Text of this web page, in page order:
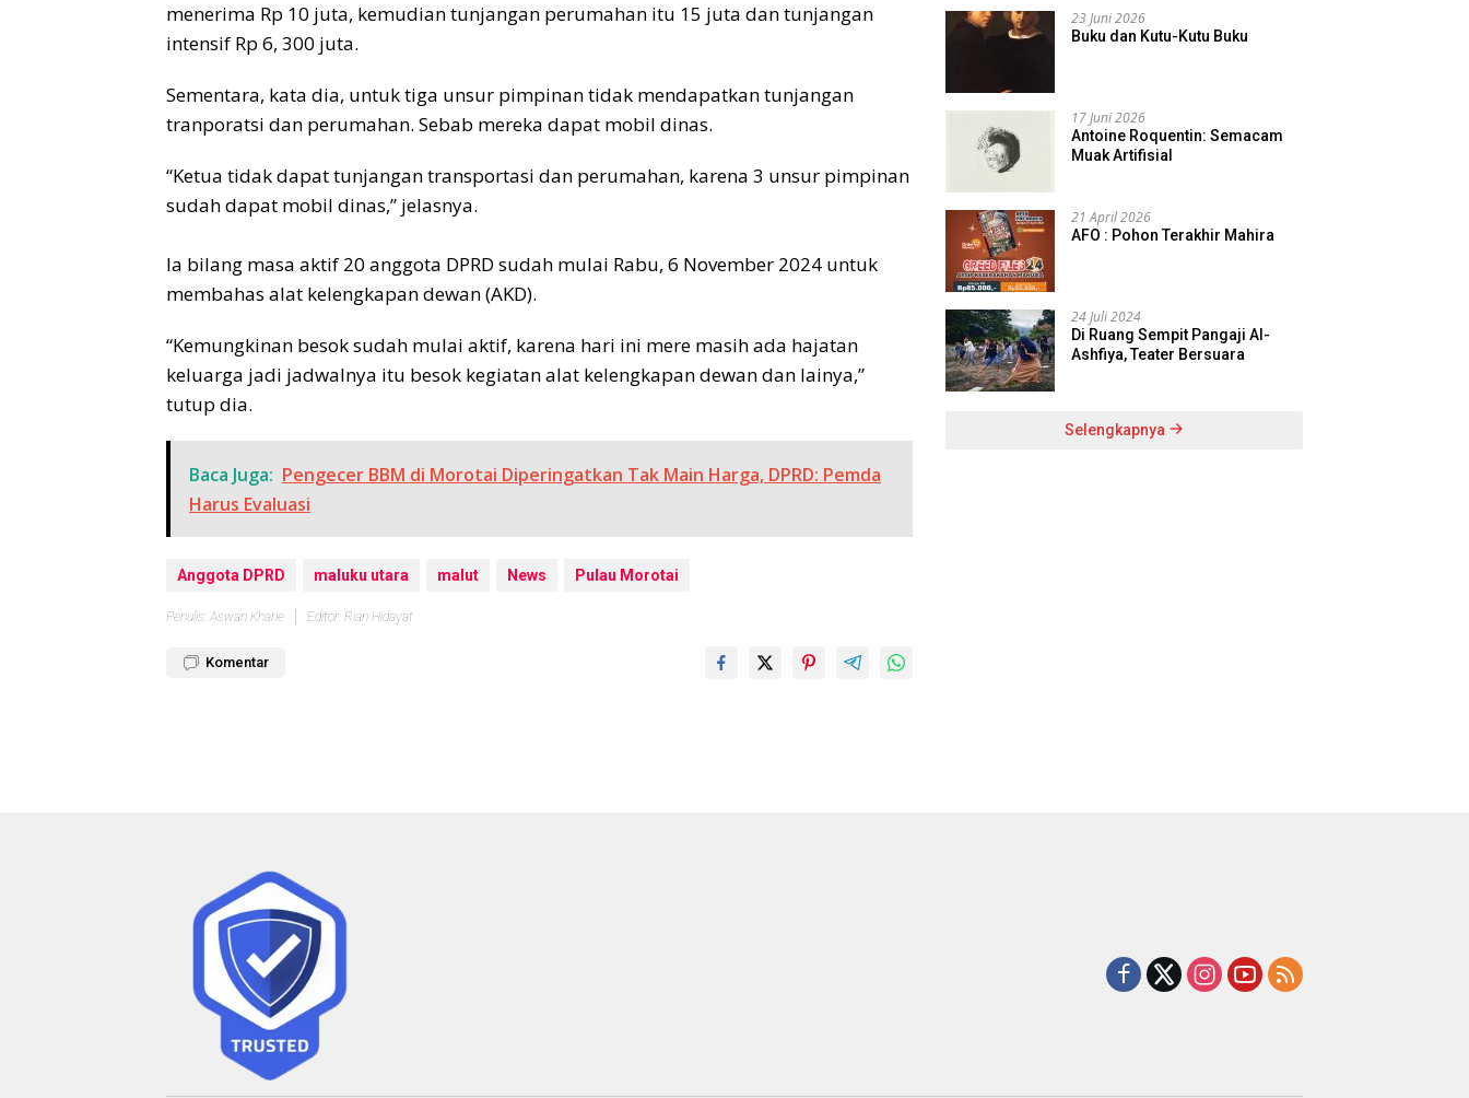
menerima Rp 10 juta, kemudian tunjangan perumahan itu 15 juta dan tunjangan
intensif Rp 6, 300 juta.
Sementara, kata dia, untuk tiga unsur pimpinan tidak mendapatkan tunjangan
tranporatsi dan perumahan. Sebab mereka dapat mobil dinas.
“Ketua tidak dapat tunjangan transportasi dan perumahan, karena 3 unsur pimpinan
sudah dapat mobil dinas,” jelasnya.
Ia bilang masa aktif 20 anggota DPRD sudah mulai Rabu, 6 November 2024 untuk
membahas alat kelengkapan dewan (AKD).
“Kemungkinan besok sudah mulai aktif, karena hari ini mere masih ada hajatan
keluarga jadi jadwalnya itu besok kegiatan alat kelengkapan dewan dan lainya,”
tutup dia.
Baca Juga: Pengecer BBM di Morotai Diperingatkan Tak Main Harga, DPRD: Pemda
Harus Evaluasi
Anggota DPRD maluku utara malut News Pulau Morotai
Penulis: Aswan Kharie Editor: Rian Hidayat
Komentar
23 Juni 2026
Buku dan Kutu-Kutu Buku
17 Juni 2026
Antoine Roquentin: Semacam
Muak Artifisial
21 April 2026
AFO : Pohon Terakhir Mahira
24 Juli 2024
Di Ruang Sempit Pangaji Al-
Ashfiya, Teater Bersuara
Selengkapnya